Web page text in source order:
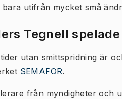
utifrån mycket små
Tegnell
utan smittspridning är
SEMAFOR.
från myndigheter och